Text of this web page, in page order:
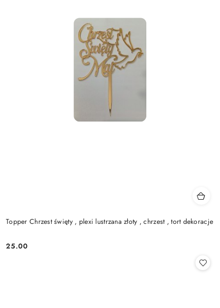
Topper Chrzest święty , plexi lustrzana złoty , chrzest , tort dekoracje
Cena:
25.00